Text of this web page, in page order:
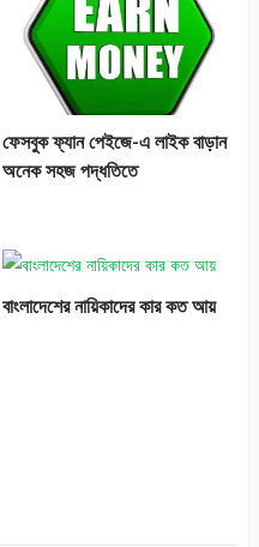
ফেসবুক ফ্যান পেইজে-এ লাইক বাড়ান
অনেক সহজ পদ্ধতিতে
বাংলাদেশের নায়িকাদের কার কত আয়